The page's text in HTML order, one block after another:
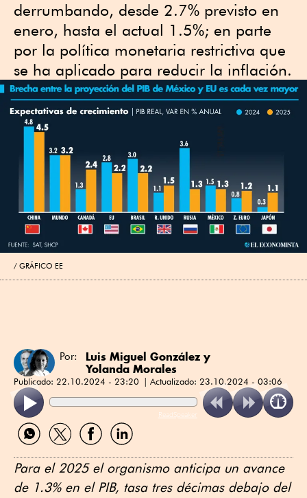
derrumbando, desde 2.7% previsto en
enero, hasta el actual 1.5%; en parte
por la política monetaria restrictiva que
se ha aplicado para reducir la inflación.
GRÁFICO EE
Por: Luis Miguel Gonzálezy
Yolanda Morales
Publicado: 22.10.2024 - 23:20 Actualizado: 23.10.2024 - 03:06
ReadSpeaker
Compartir
por
Compartir
por
Compartir
por
Compartir
por
Para el 2025 el organismo anticipa un avance
de 1.3% en el PIB, tasa tres décimas debajo del